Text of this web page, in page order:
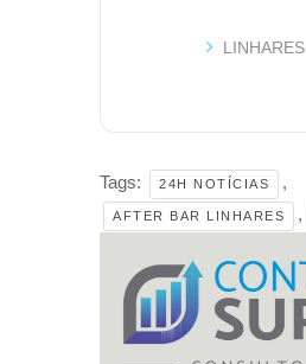
LINHARES
Tags: 24H NOTÍCIAS ,
AFTER BAR LINHARES ,